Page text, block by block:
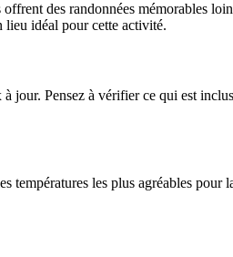
des randonnées mémorables
idéal pour cette activité.
jour. Pensez à vérifier ce qui est
températures les plus agréables pour